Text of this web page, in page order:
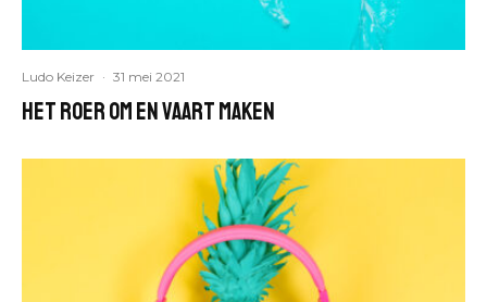
Ludo Keizer · 31 mei 2021
Het roer om en vaart maken